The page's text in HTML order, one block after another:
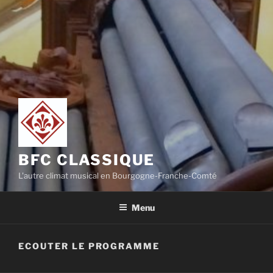
BFC CLASSIQUE
L'autre climat musical en Bourgogne-Franche-Comté
Menu
ECOUTER LE PROGRAMME